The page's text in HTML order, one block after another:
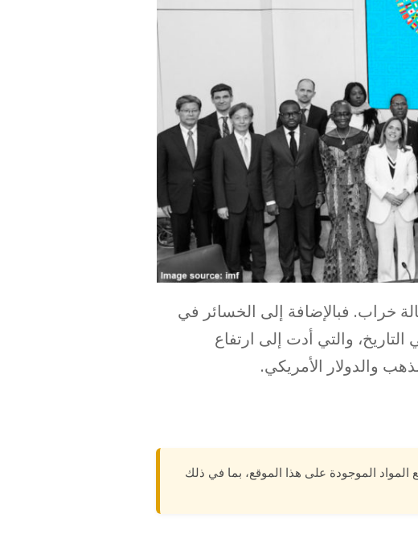
خراب. فبالإضافة إلى الخسائر في
التاريخ، والتي أدت إلى ارتفاع
والدولار الأمريكي.
الموجودة على هذا الموقع، بما في ذلك